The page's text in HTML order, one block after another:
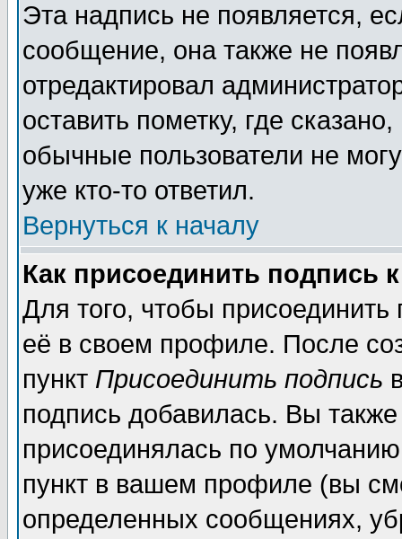
Эта надпись не появляется,
сообщение, она также не
отредактировал
оставить пометку, где
обычные пользователи не
уже кто-то ответил.
Вернуться к началу
Как присоединить подпись
Для того, чтобы
её в своем профиле. После
пункт Присоединить подпись
подпись добавилась. Вы
присоединялась по
пункт в вашем профиле (вы
определенных сообщениях,